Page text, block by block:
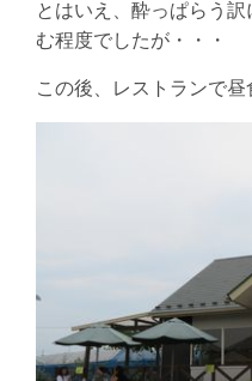
とはいえ、酔っぱらう
む程度でしたが・・・
この後、レストランで昼